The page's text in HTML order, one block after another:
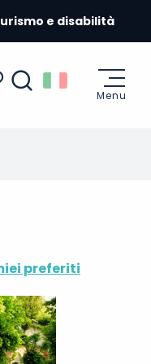
e disabilità
Menu
preferiti